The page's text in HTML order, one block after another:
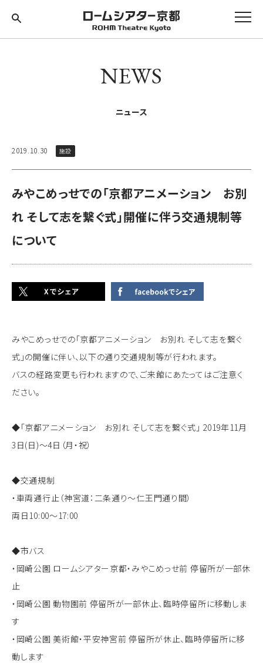
NEWS
ニュース
2019.10.30 施設
みやこめっせでの「京都アニメーション お別
れ そして志を繋ぐ式」開催に伴う交通規制等
について
みやこめっせでの「京都アニメーション お別れ そして志を繋ぐ
式」の開催に伴い、以下の通り交通規制等が行われます。
バスの経路変更も行われますので、ご来館にあたってはご注意く
ださい。
◆「京都アニメーション お別れ そして志を繋ぐ式」 2019年11月
3日(日)～4日（月・祝）
◆交通規制
・車両通行止（神宮道：二条通り～仁王門通り間）
両日10:00～17:00
◆市バス
・岡崎公園 ロームシアター京都・みやこめっせ前 停留所が一部休
止
・岡崎公園 動物園前 停留所が一部休止、臨時停留所に移動しま
す
・岡崎公園 美術館・平安神宮前 停留所が休止、臨時停留所に移
動します